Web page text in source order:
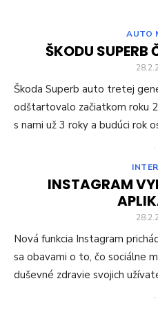
AUTO
ŠKODU
Škoda Superb auto tretej
odštartovalo začiatkom roku
s nami už 3 roky a budúci rok
INSTAGRAM
Nová funkcia Instagram
sa obavami o to, čo sociálne
duševné zdravie svojich